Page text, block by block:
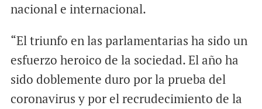
nacional e internacional.
“El triunfo en las parlamentarias ha sido un
esfuerzo heroico de la sociedad. El año ha
sido doblemente duro por la prueba del
coronavirus y por el recrudecimiento de la